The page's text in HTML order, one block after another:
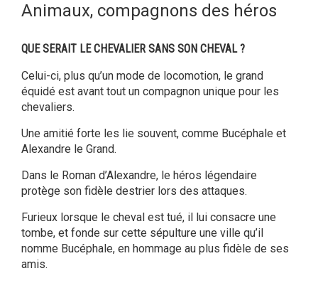
Animaux, compagnons des héros
QUE SERAIT LE CHEVALIER SANS SON CHEVAL ?
Celui-ci, plus qu’un mode de locomotion, le grand
équidé est avant tout un compagnon unique pour les
chevaliers.
Une amitié forte les lie souvent, comme Bucéphale et
Alexandre le Grand.
Dans le Roman d’Alexandre, le héros légendaire
protège son fidèle destrier lors des attaques.
Furieux lorsque le cheval est tué, il lui consacre une
tombe, et fonde sur cette sépulture une ville qu’il
nomme Bucéphale, en hommage au plus fidèle de ses
amis.